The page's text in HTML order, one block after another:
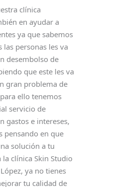
clínica
en ayudar a
ya que sabemos
las personas les va
desembolso de
que este les va
gran problema de
ello tenemos
servicio de
gastos e intereses,
pensando en que
solución a tu
clínica Skin Studio
ya no tienes
tu calidad de